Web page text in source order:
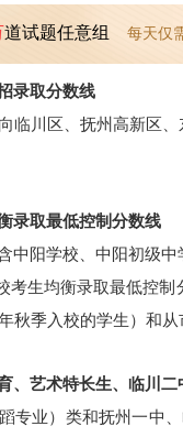
道试题任意组 每天仅
录取分数线
临川区、抚州高新区
录取最低控制分数线
中阳学校、中阳初级
考生均衡录取最低控制
秋季入校的学生）和
、艺术特长生、临川
专业）类和抚州一中